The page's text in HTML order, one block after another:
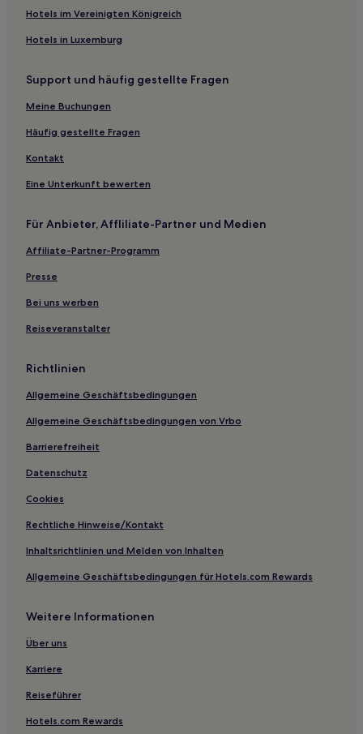
Hotels im Vereinigten Königreich
Hotels in Luxemburg
Support und häufig gestellte Fragen
Meine Buchungen
Häufig gestellte Fragen
Kontakt
Eine Unterkunft bewerten
Für Anbieter, Affliliate-Partner und Medien
Affiliate-Partner-Programm
Presse
Bei uns werben
Reiseveranstalter
Richtlinien
Allgemeine Geschäftsbedingungen
Allgemeine Geschäftsbedingungen von Vrbo
Barrierefreiheit
Datenschutz
Cookies
Rechtliche Hinweise/Kontakt
Inhaltsrichtlinien und Melden von Inhalten
Allgemeine Geschäftsbedingungen für Hotels.com Rewards
Weitere Informationen
Über uns
Karriere
Reiseführer
Hotels.com Rewards